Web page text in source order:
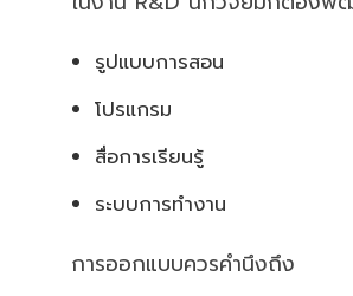
รูปแบบการสอน
โปรแกรม
สื่อการเรียนรู้
ระบบการทำงาน
การออกแบบควรคำนึงถึง